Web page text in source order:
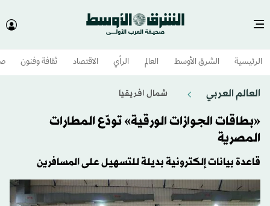
الرئيسية الشرق الأوسط​ العالم الرأي الاقتصاد ثقافة وفنون
العالم العربي شمال افريقيا
«بطاقات الجوازات الورقية» تودّع المطارات
المصرية
قاعدة بيانات إلكترونية بديلة للتسهيل على المسافرين